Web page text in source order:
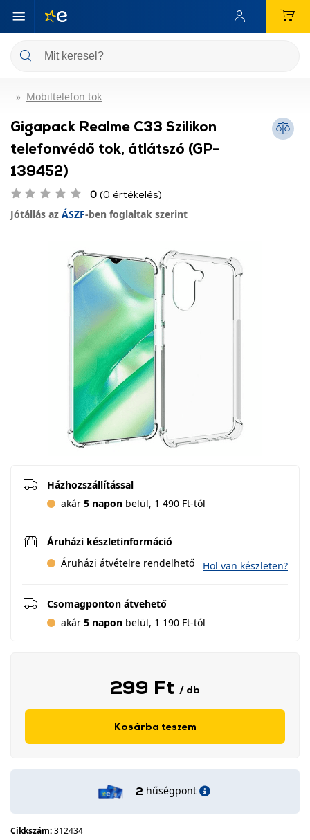
Mobiltelefon tok
Gigapack Realme C33 Szilikon
telefonvédő tok, átlátszó (GP-
139452)
0 (0 értékelés)
Jótállás az ÁSZF-ben foglaltak szerint
Házhozszállítással
akár 5 napon belül, 1 490 Ft-tól
Áruházi készletinformáció
Áruházi átvételre rendelhető
Hol van készleten?
Csomagponton átvehető
akár 5 napon belül, 1 190 Ft-tól
299 Ft / db
Kosárba teszem
2 hűségpont
Cikkszám:312434